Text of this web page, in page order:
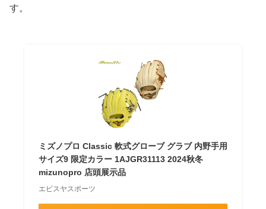
す。
ミズノプロ Classic 軟式グローブ グラブ 内野手用
サイズ9 限定カラー 1AJGR31113 2024秋冬
mizunopro 店頭展示品
エビスヤスポーツ